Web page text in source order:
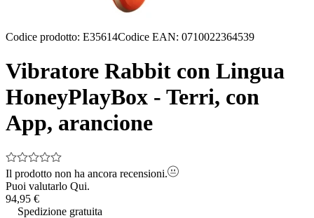
Codice prodotto: E35614Codice EAN: 0710022364539
Vibratore Rabbit con Lingua
HoneyPlayBox - Terri, con
App, arancione
Il prodotto non ha ancora recensioni.
Puoi valutarlo Qui.
94,95 €
Spedizione gratuita